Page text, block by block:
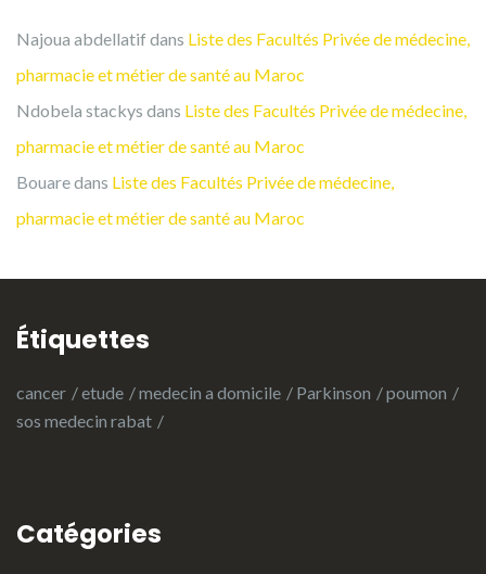
Najoua abdellatif dans Liste des Facultés Privée de médecine,
pharmacie et métier de santé au Maroc
Ndobela stackys dans Liste des Facultés Privée de médecine,
pharmacie et métier de santé au Maroc
Bouaredans Liste des Facultés Privée de médecine,
pharmacie et métier de santé au Maroc
Étiquettes
cancer etude medecin a domicile Parkinson
poumon
sos medecin rabat
Catégories